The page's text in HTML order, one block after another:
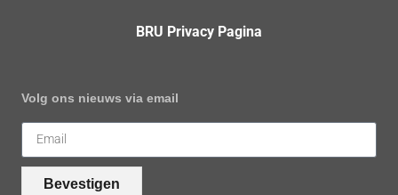
BRU Privacy Pagina
Volg ons nieuws via email
Bevestigen